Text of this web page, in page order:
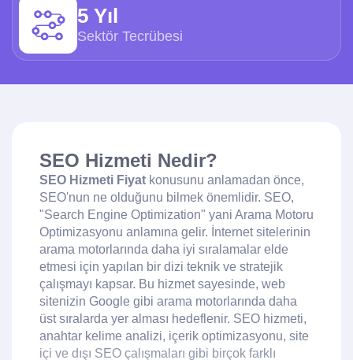
5 Yıl
Sektör Tecrübesi
SEO Hizmeti Nedir?
SEO Hizmeti Fiyat konusunu anlamadan önce,
SEO'nun ne olduğunu bilmek önemlidir. SEO,
"Search Engine Optimization" yani Arama Motoru
Optimizasyonu anlamına gelir. İnternet sitelerinin
arama motorlarında daha iyi sıralamalar elde
etmesi için yapılan bir dizi teknik ve stratejik
çalışmayı kapsar. Bu hizmet sayesinde, web
sitenizin Google gibi arama motorlarında daha
üst sıralarda yer alması hedeflenir. SEO hizmeti,
anahtar kelime analizi, içerik optimizasyonu, site
içi ve dışı SEO çalışmaları gibi birçok farklı